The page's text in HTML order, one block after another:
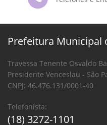
Prefeitura Municipal
Travessa Tenente Osvaldo
Presidente Venceslau - São
CNPJ: 46.476.131/0001-40
Telefonista:
(18) 3272-1101